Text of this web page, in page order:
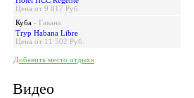
Цена от 9 817 Руб.
Куба - Гавана
Tryp Habana Libre
Цена от 11 502 Руб.
Добавить место отдыха
Видео